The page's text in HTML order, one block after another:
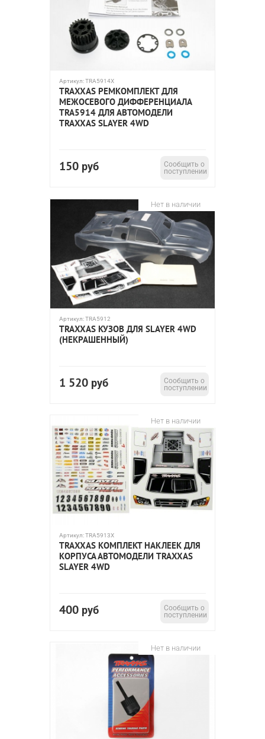
Артикул:TRA5914X
TRAXXAS РЕМКОМПЛЕКТ ДЛЯ
МЕЖОСЕВОГО ДИФФЕРЕНЦИАЛА
TRA5914 ДЛЯ АВТОМОДЕЛИ
TRAXXAS SLAYER 4WD
150 руб
Сообщить о
поступлении
Нет в наличии
Артикул:TRA5912
TRAXXAS КУЗОВ ДЛЯ SLAYER 4WD
(НЕКРАШЕННЫЙ)
1 520 руб
Сообщить о
поступлении
Нет в наличии
Артикул:TRA5913X
TRAXXAS КОМПЛЕКТ НАКЛЕЕК ДЛЯ
КОРПУСА АВТОМОДЕЛИ TRAXXAS
SLAYER 4WD
400 руб
Сообщить о
поступлении
Нет в наличии